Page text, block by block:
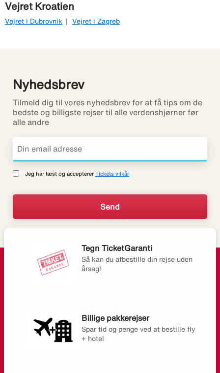
Vejret Kroatien
Vejret i Dubrovnik Vejret i Zagreb
Nyhedsbrev
Tilmeld dig til vores nyhedsbrev for at få tips om de
bedste og billigste rejser til alle verdenshjørner før
alle andre
Jeg har læst og accepterer Tickets vilkår
Tegn TicketGaranti
Så kan du afbestille din rejse uden
årsag!
Billige pakkerejser
Spar tid og penge ved at bestille fly
+ hotel